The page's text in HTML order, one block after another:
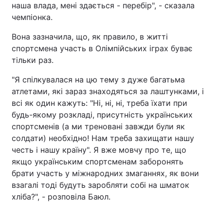
наша влада, мені здається - перебір", - сказала
чемпіонка.
Вона зазначила, що, як правило, в житті
спортсмена участь в Олімпійських іграх буває
тільки раз.
"Я спілкувалася на цю тему з дуже багатьма
атлетами, які зараз знаходяться за лаштунками, і
всі як один кажуть: "Ні, ні, ні, треба їхати при
будь-якому розкладі, присутність українських
спортсменів (а ми треновані завжди були як
солдати) необхідно! Нам треба захищати нашу
честь і нашу країну". Я вже мовчу про те, що
якщо українським спортсменам заборонять
брати участь у міжнародних змаганнях, як вони
взагалі тоді будуть заробляти собі на шматок
хліба?", - розповіла Баюл.